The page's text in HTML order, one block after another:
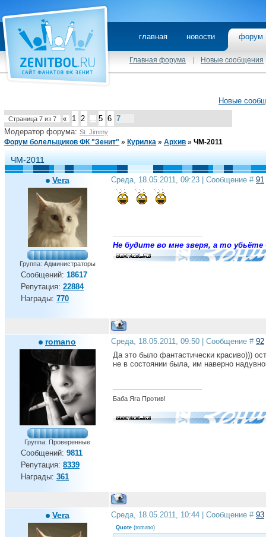
главная новости
Главная форума Новые сообщения
Новые
Страница 7 из 7 « 1 2 5 6 7
Модератор форума: St_Jimmy
Форум болельщиков ФК "Зенит" » Курилка » Архив » ЧМ-2011
ЧМ-2011
Vera
Группа: Администраторы
Сообщений: 18617
Репутация: 22884
Награды: 770
Среда, 18.05.2011, 09:23 | Сообщение # 91
Не будите во мне зверя, а то убьёте
romano
Группа: Проверенные
Сообщений: 9811
Репутация: 8339
Награды: 361
Среда, 18.05.2011, 09:50 | Сообщение # 92
Да это было фантастически красиво)))
не в состоянии была, им наверно
Баба Яга Против!
Vera Среда, 18.05.2011, 10:44 | Сообщение # 93
Quote (romano)